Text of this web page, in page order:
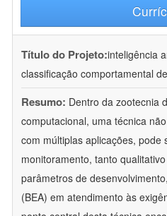
Título do Projeto:inteligência
classificação comportamental
Resumo: Dentro da zootecnia
computacional, uma técnica
com múltiplas aplicações, pode
monitoramento, tanto
parâmetros de
(BEA) em atendimento às